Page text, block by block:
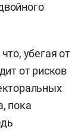
убегая от
от рисков
пока